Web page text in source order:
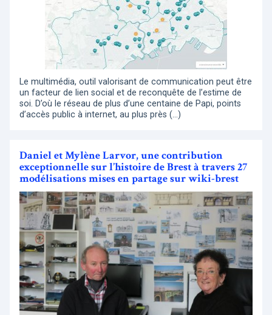
Le multimédia, outil valorisant de communication peut être
un facteur de lien social et de reconquête de l’estime de
soi. D’où le réseau de plus d’une centaine de Papi, points
d’accès public à internet, au plus près (…)
Daniel et Mylène Larvor, une contribution
exceptionnelle sur l’histoire de Brest à travers 27
modélisations mises en partage sur wiki-brest